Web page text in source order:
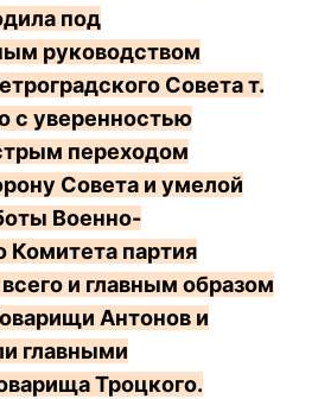
под
руководством
Совета т.
с уверенностью
переходом
Совета и умелой
Военно-
Комитета партия
и главным образом
Антонов и
главными
Троцкого.